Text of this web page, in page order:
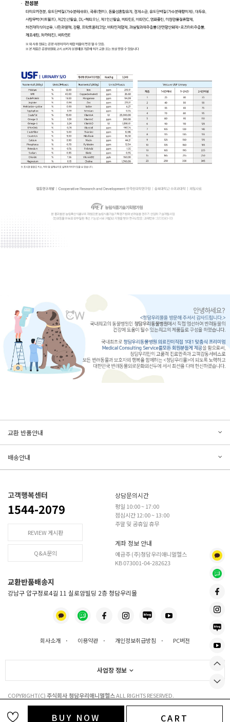
BUY NOW CART
교환 반품안내
배송안내
고객행복센터
1544-2079
REVIEW 게시판
Q&A문의
상담문의시간
평일 10:00 ~ 17:00
점심시간 12:00 ~ 13:00
주말 및 공휴일 휴무
계좌 정보 안내
예금주 (주)청담우리애니멀헬스
KB 073001-04-282623
교환반품배송지
강남구 압구정로4길 11 실로암빌딩 2층 청담우리몰
회사소개 · 이용약관 · 개인정보취급방침 · PC버전
사업장 정보
COPYRIGHT(C)주식회사 청담우리애니멀헬스ALL RIGHTS RESERVED.